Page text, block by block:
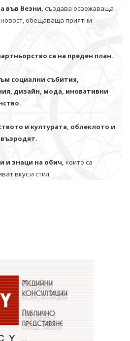
във Везни, създава освежаваща
обещаваща приятни
са на преден план.
социални събития,
дизайн, мода, иновативни
и културата, облеклото и
и знаци на обич, които са
вкус и стил.